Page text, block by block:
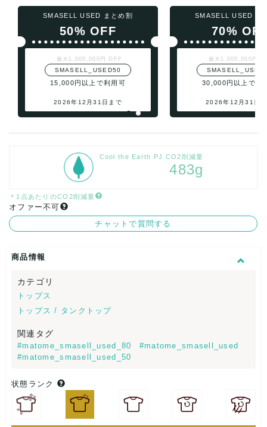
SMASELL USED まとめ割
50% OFF
最大1,000,000円 OFF
SMASELL_USED50
15,000円以上で利用可
2026年12月31日まで
SMASELL USED ま
70%
最大1,000,000円
30,000円以上で利
2026年12月31日
Cool the Earth PJ CO2削減量
483g
＊1点あたりのCO2削減量
オファー不可
チャットで質問する
商品情報
カテゴリ
トップス
トップス / タンクトップ
関連タグ
#matome_smasell_used_80
#matome_smasell_used
#matome_smasell_used_50
状態ランク